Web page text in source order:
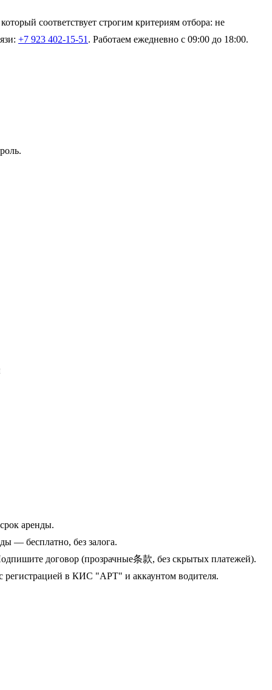
соответствует строгим критериям отбора: не
+7 923 402-15-51 . Работаем ежедневно с 09:00 до 18:00.
аренды.
— бесплатно, без залога.
договор (прозрачные条款, без скрытых платежей).
регистрацией в КИС "АРТ" и аккаунтом водителя.